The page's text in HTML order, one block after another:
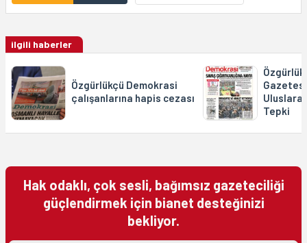
ilgili haberler
Özgürlükçü Demokrasi
çalışanlarına hapis cezası
Tepki
Hak odaklı, çok sesli, bağımsız gazeteciliği
güçlendirmek için bianet desteğinizi
bekliyor.